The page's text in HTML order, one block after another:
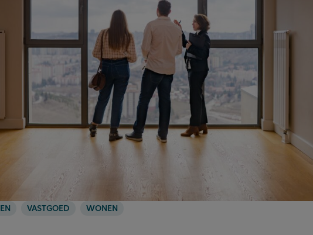
VASTGOED WONEN